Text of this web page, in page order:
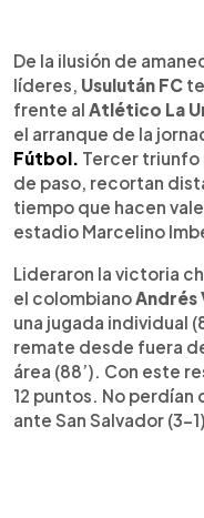
► Escuchar
De la ilusión de
líderes, Usulután FC
frente al Atlético La
el arranque de la
Fútbol. Tercer triunfo
de paso, recortan
tiempo que hacen
estadio Marcelino
Lideraron la victoria
el colombianoAndrés
una jugada individual
remate desde fuera
área (88’). Con este
12 puntos. No perdían
ante San Salvador (3-